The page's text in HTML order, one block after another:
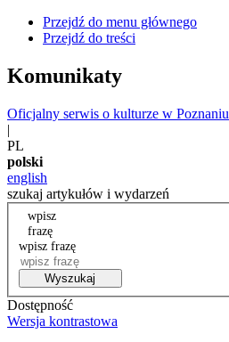
Przejdź do menu głównego
Przejdź do treści
Komunikaty
Oficjalny serwis o kulturze w Poznaniu
|
PL
polski
english
szukaj artykułów i wydarzeń
wpisz
frazę
wpisz frazę
Wyszukaj
Dostępność
Wersja kontrastowa